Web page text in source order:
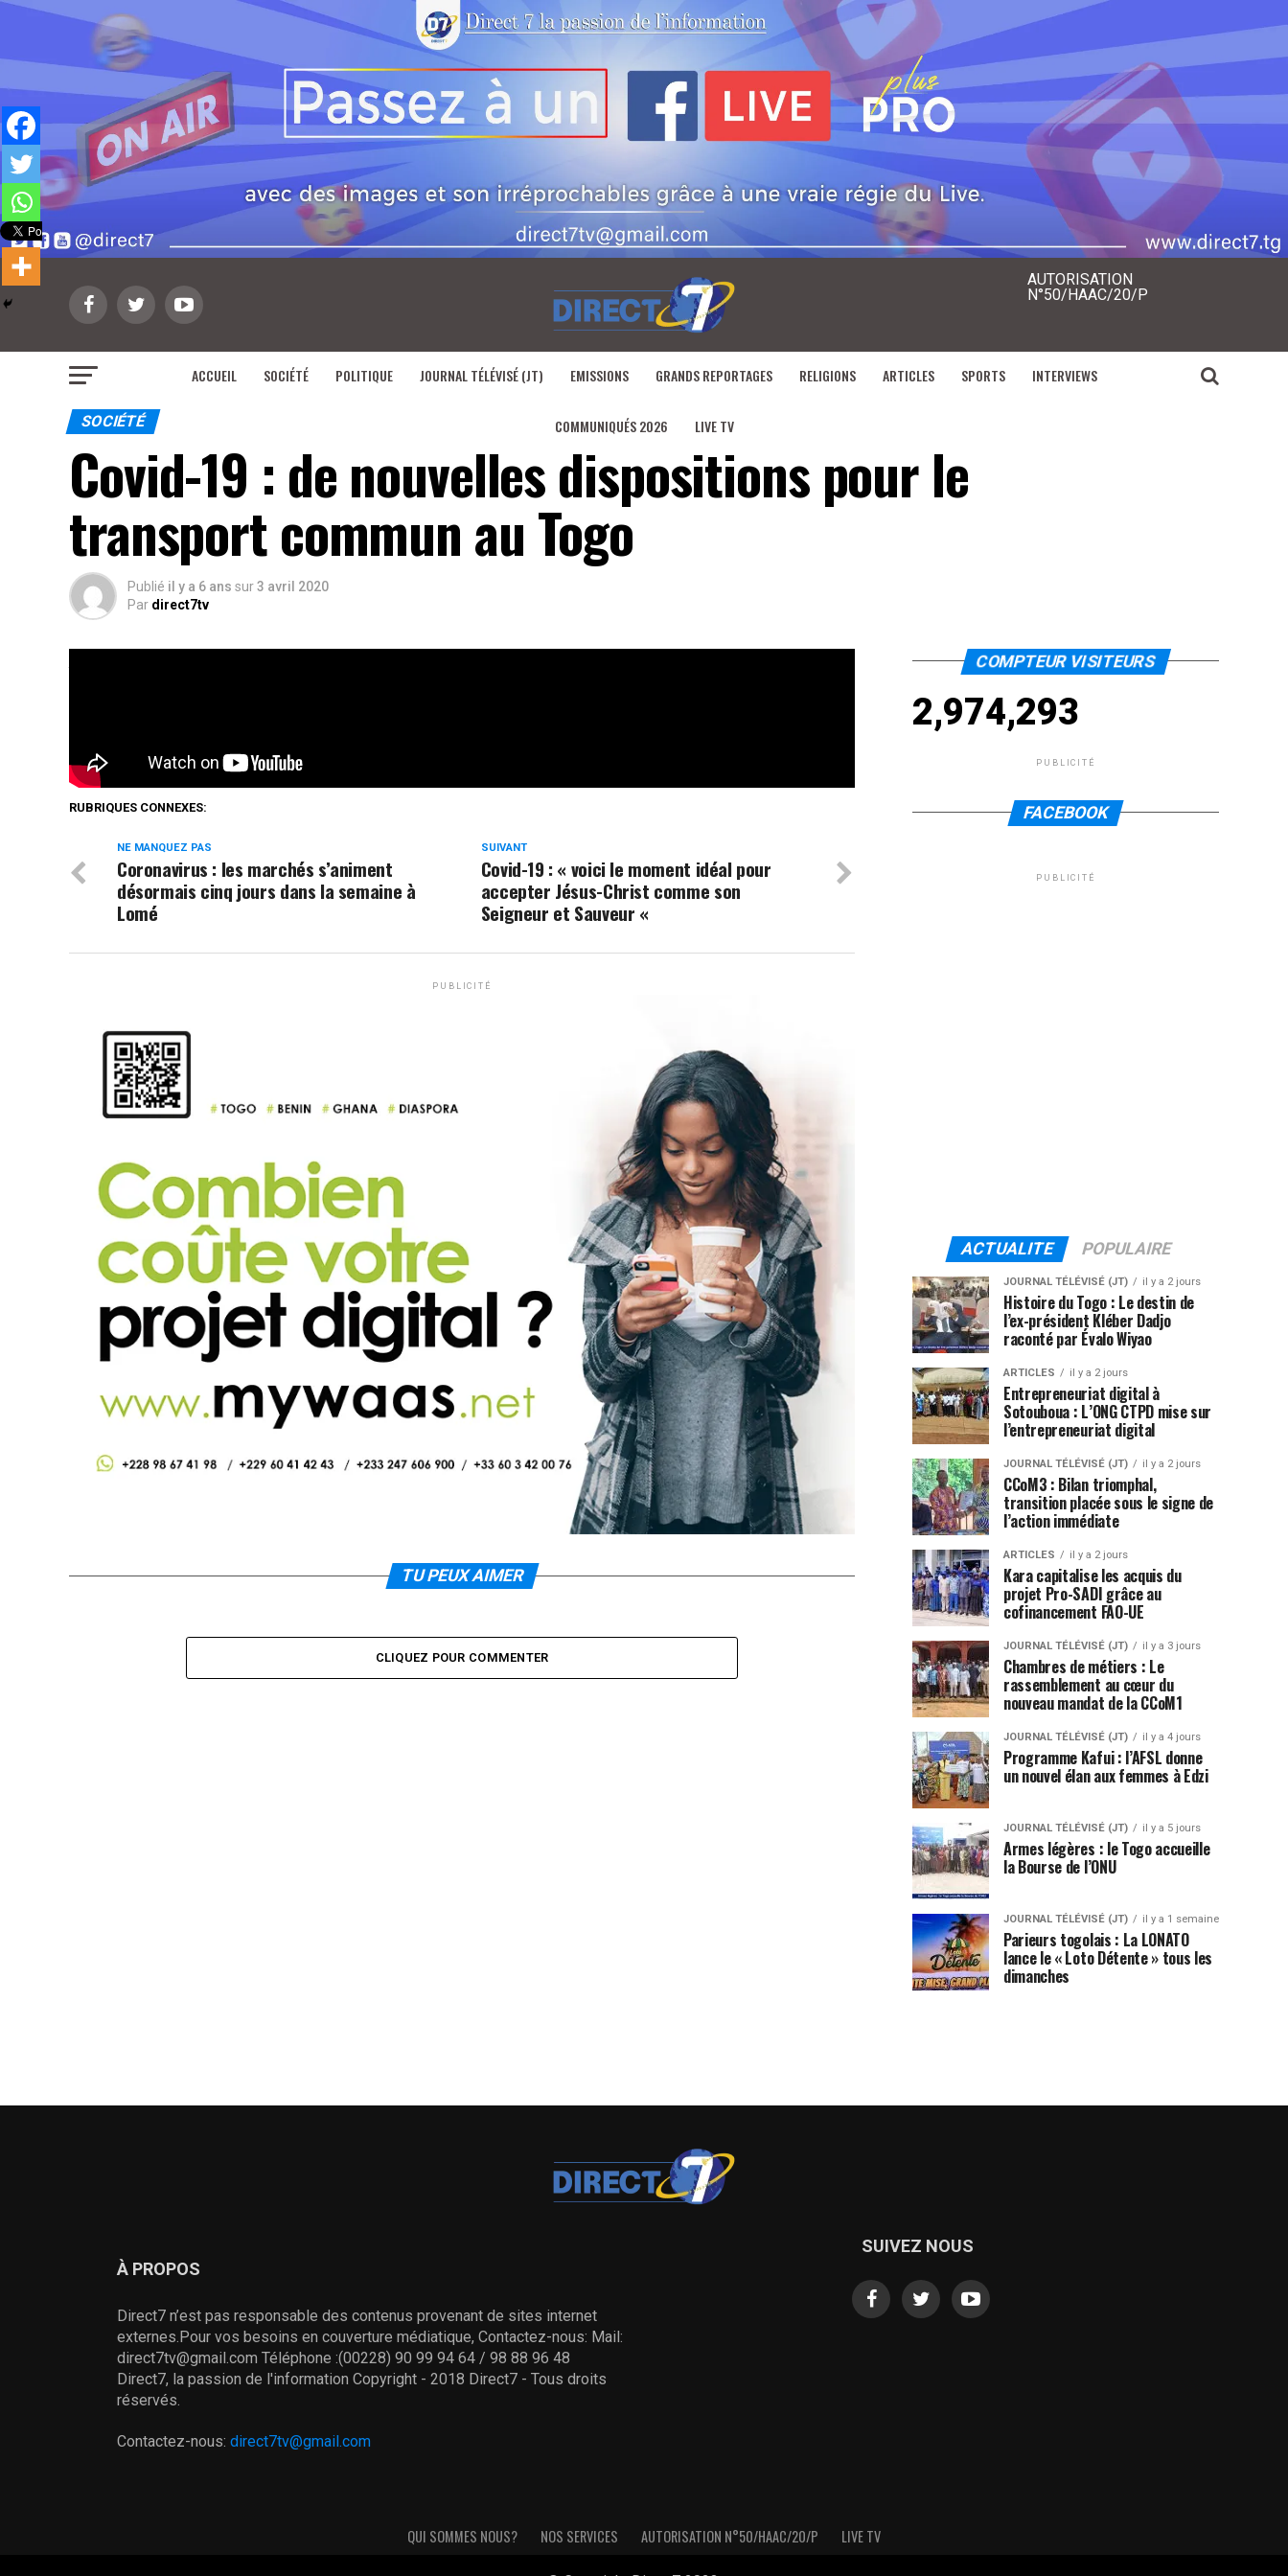
AUTORISATION
N°50/HAAC/20/P
ACCUEIL SOCIÉTÉ POLITIQUE JOURNAL TÉLÉVISÉ (JT) EMISSIONS GRANDS REPORTAGES RELIGIONS ARTICLES SPORTS INTERVIEWS
COMMUNIQUÉS 2026 LIVE TV
SOCIÉTÉ
Covid-19 : de nouvelles dispositions pour le
transport commun au Togo
Publié il y a 6 ans sur3 avril 2020
Par direct7tv
RUBRIQUES CONNEXES:
SUIVANT
Covid-19 : « voici le moment idéal pour
accepter Jésus-Christ comme son
Seigneur et Sauveur «
NE MANQUEZ PAS
Coronavirus : les marchés s’animent
désormais cinq jours dans la semaine à
Lomé
PUBLICITÉ
TU PEUX AIMER
CLIQUEZ POUR COMMENTER
COMPTEUR VISITEURS
2,974,293
PUBLICITÉ
FACEBOOK
PUBLICITÉ
ACTUALITE POPULAIRE
JOURNAL TÉLÉVISÉ (JT) il y a 2 jours
Histoire du Togo : Le destin de
l’ex-président Kléber Dadjo
raconté par Évalo Wiyao
ARTICLES il y a 2 jours
Entrepreneuriat digital à
Sotouboua : L’ONG CTPD mise sur
l’entrepreneuriat digital
JOURNAL TÉLÉVISÉ (JT) il y a 2 jours
CCoM3 : Bilan triomphal,
transition placée sous le signe de
l’action immédiate
ARTICLES il y a 2 jours
Kara capitalise les acquis du
projet Pro-SADI grâce au
cofinancement FAO-UE
JOURNAL TÉLÉVISÉ (JT) il y a 3 jours
Chambres de métiers : Le
rassemblement au cœur du
nouveau mandat de la CCoM1
JOURNAL TÉLÉVISÉ (JT) il y a 4 jours
Programme Kafui : l’AFSL donne
un nouvel élan aux femmes à Edzi
JOURNAL TÉLÉVISÉ (JT) il y a 5 jours
Armes légères : le Togo accueille
la Bourse de l’ONU
JOURNAL TÉLÉVISÉ (JT) il y a 1 semaine
Parieurs togolais : La LONATO
lance le « Loto Détente » tous les
dimanches
À PROPOS
Direct7 n’est pas responsable des contenus provenant de sites internet
externes.Pour vos besoins en couverture médiatique, Contactez-nous: Mail:
direct7tv@gmail.com Téléphone :(00228) 90 99 94 64 / 98 88 96 48
Direct7, la passion de l'information Copyright - 2018 Direct7 - Tous droits
réservés.
Contactez-nous: direct7tv@gmail.com
SUIVEZ NOUS
QUI SOMMES NOUS? NOS SERVICES AUTORISATION N°50/HAAC/20/P LIVE TV